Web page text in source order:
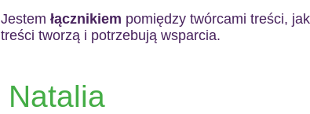
Jestem łącznikiem pomiędzy twórcami treści,
treści tworzą i potrzebują wsparcia.
Natalia